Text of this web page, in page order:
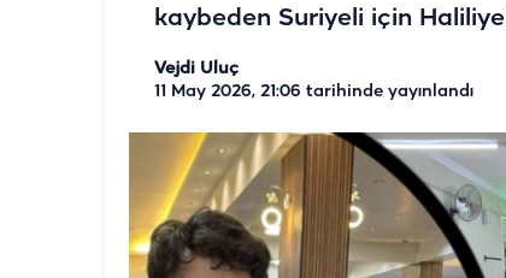
kaybeden Suriyeli için
Vejdi Uluç
11 May 2026, 21:06 tarihinde yayınlandı